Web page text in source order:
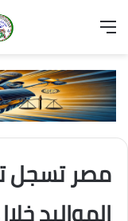
القائمة
مصر تسجل